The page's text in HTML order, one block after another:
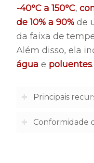
-40°C a 150°C,
de 10% a 90%de
da faixa de
Além disso, ela
água e poluentes.
Principais
Conformidade